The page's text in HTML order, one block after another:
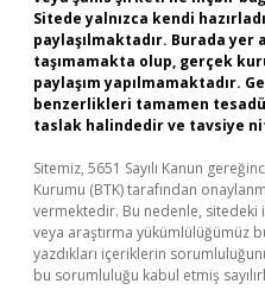
Sitede yalnızca kendi
paylaşılmaktadır. Burada
taşımamakta olup, gerçek
paylaşım yapılmamaktadır.
benzerlikleri tamamen
taslak halindedir ve tavsiye
Sitemiz, 5651 Sayılı Kanun
Kurumu (BTK) tarafından
vermektedir. Bu nedenle,
veya araştırma yükümlülüğümüz
yazdıkları içeriklerin
bu sorumluluğu kabul etmiş